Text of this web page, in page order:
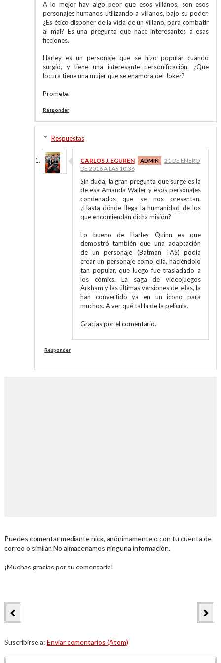
A lo mejor hay algo peor que esos villanos, son esos
personajes humanos utilizando a villanos, bajo su poder.
¿Es ético disponer de la vida de un villano, para combatir
al mal? Es una pregunta que hace interesantes a esas
ficciones.
Harley es un personaje que se hizo popular cuando
surgió, y tiene una interesante personificación. ¿Que
locura tiene una mujer que se enamora del Joker?
Promete.
Responder
Respuestas
CARLOS J. EGUREN
21 DE ENERO
DE 2016 A LAS 10:36
Sin duda, la gran pregunta que surge es la
de esa Amanda Waller y esos personajes
condenados que se nos presentan.
¿Hasta dónde llega la humanidad de los
que encomiendan dicha misión?
Lo bueno de Harley Quinn es que
demostró también que una adaptación
de un personaje (Batman TAS) podía
crear un personaje como ella, haciéndolo
tan popular, que luego fue trasladado a
los cómics. La saga de videojuegos
Arkham y las últimas versiones de ellas, la
han convertido ya en un icono para
muchos. A ver qué tal la de la película.
Gracias por el comentario.
Responder
Puedes comentar mediante nick, anónimamente o con tu cuenta de
correo o similar. No almacenamos ninguna información.
¡Muchas gracias por tu comentario!
Suscribirse a: Enviar comentarios (Atom)